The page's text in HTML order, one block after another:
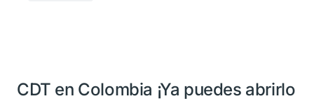
CDT en Colombia ¡Ya puedes abrirlo